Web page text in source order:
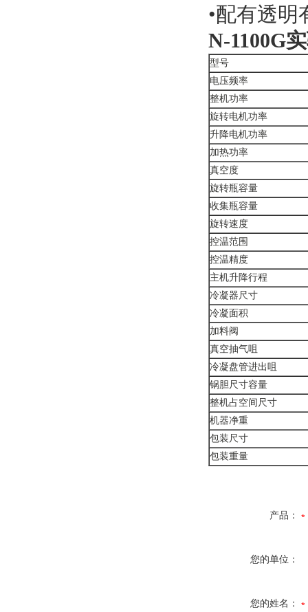
•配有透
N-1100G
型号
电压频率
整机功率
旋转电机功率
升降电机功率
加热功率
真空度
旋转瓶容量
收集瓶容量
旋转速度
控温范围
控温精度
主机升降行程
冷凝器尺寸
冷凝面积
加料阀
真空抽气咀
冷凝盘管进出咀
锅胆尺寸容量
整机占空间尺寸
机器净重
包装尺寸
包装重量
产品：
您的单位：
您的姓名：